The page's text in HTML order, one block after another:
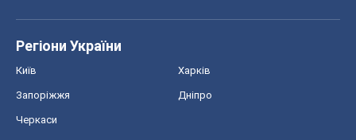
Регіони України
Київ Харків
Запоріжжя Дніпро
Черкаси